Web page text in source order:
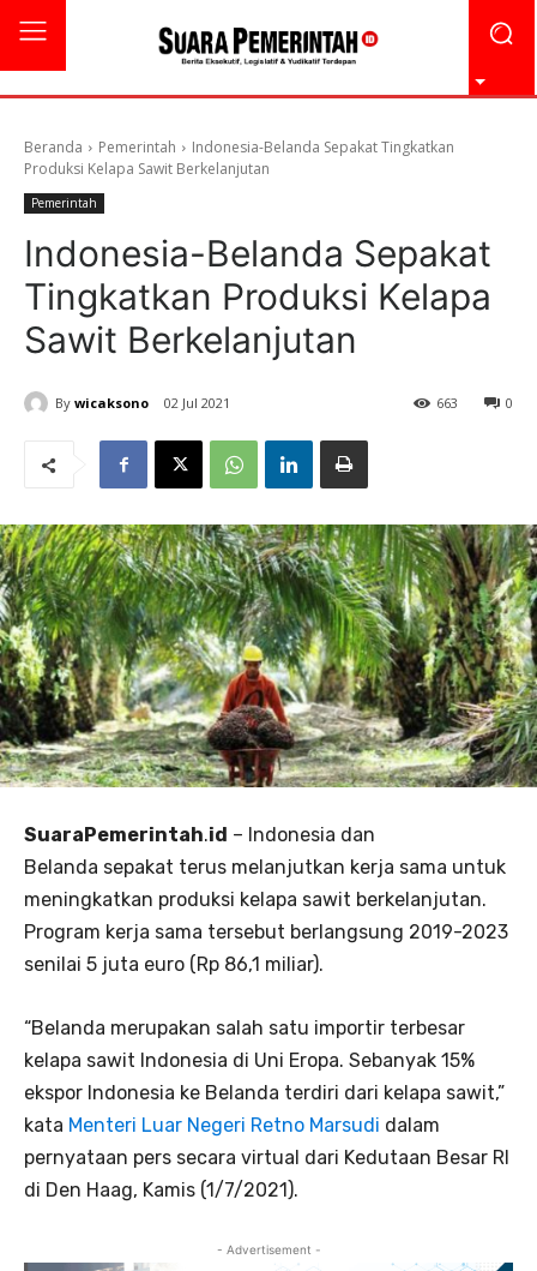
Beranda Pemerintah
Indonesia-Belanda Sepakat Tingkatkan
Produksi Kelapa Sawit Berkelanjutan
Pemerintah
Indonesia-Belanda Sepakat
Tingkatkan Produksi Kelapa
Sawit Berkelanjutan
By wicaksono 02 Jul 2021 0
663
SuaraPemerintah.id – Indonesia dan
Belanda sepakat terus melanjutkan kerja sama untuk
meningkatkan produksi kelapa sawit berkelanjutan.
Program kerja sama tersebut berlangsung 2019-2023
senilai 5 juta euro (Rp 86,1 miliar).
“Belanda merupakan salah satu importir terbesar
kelapa sawit Indonesia di Uni Eropa. Sebanyak 15%
ekspor Indonesia ke Belanda terdiri dari kelapa sawit,”
kata Menteri Luar Negeri Retno Marsudi dalam
pernyataan pers secara virtual dari Kedutaan Besar RI
di Den Haag, Kamis (1/7/2021).
- Advertisement -